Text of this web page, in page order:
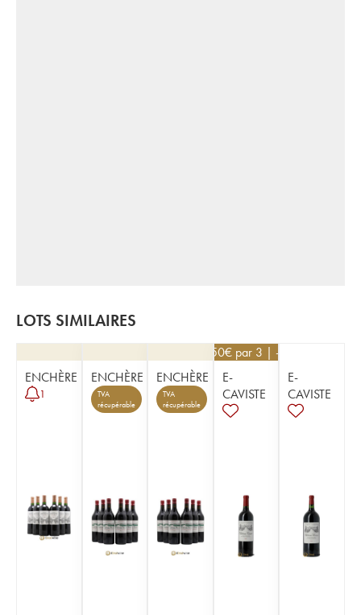
LOTS SIMILAIRES
ENCHÈRE
1
ENCHÈRE
TVA
récupérable
ENCHÈRE
TVA
récupérable
112,50€ par 3 | -10%
E-
CAVISTE
E-
CAVISTE